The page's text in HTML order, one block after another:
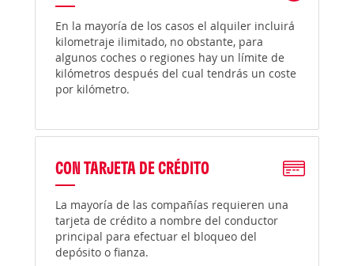
En la mayoría de los casos el alquiler incluirá
kilometraje ilimitado, no obstante, para
algunos coches o regiones hay un límite de
kilómetros después del cual tendrás un coste
por kilómetro.
CON TARJETA DE CRÉDITO
La mayoría de las compañías requieren una
tarjeta de crédito a nombre del conductor
principal para efectuar el bloqueo del
depósito o fianza.